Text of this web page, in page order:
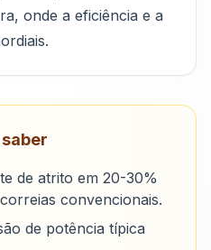
onde a eficiência e a
de atrito em 20-30%
convencionais.
de potência típica